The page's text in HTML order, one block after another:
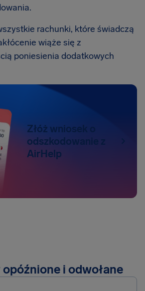
rachunki, które świadczą
wiąże się z
poniesienia dodatkowych
Złóż wniosek o
odszkodowanie z
AirHelp
i odwołane